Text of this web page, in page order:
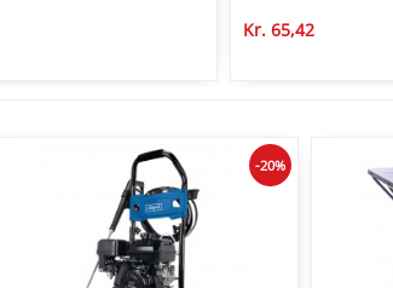
Kr. 65,42
-20%